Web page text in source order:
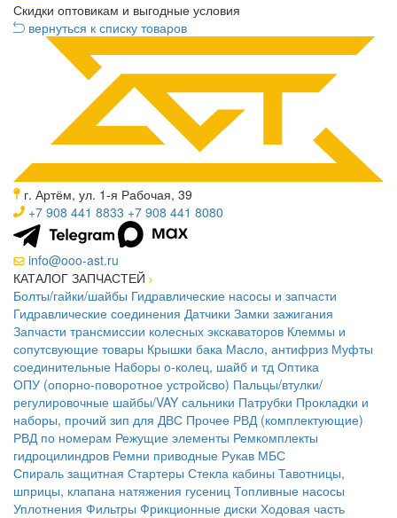
Скидки оптовикам и выгодные условия
вернуться к списку товаров
г. Артём, ул. 1-я Рабочая, 39
+7 908 441 8833 +7 908 441 8080
info@ooo-ast.ru
КАТАЛОГ ЗАПЧАСТЕЙ
Болты/гайки/шайбы Гидравлические насосы и запчасти
Гидравлические соединения Датчики Замки зажигания
Запчасти трансмиссии колесных экскаваторов Клеммы и
сопутсвующие товары Крышки бака Масло, антифриз Муфты
соединительные Наборы о-колец, шайб и тд Оптика
ОПУ (опорно-поворотное устройсво) Пальцы/втулки/
регулировочные шайбы/VAY сальники Патрубки Прокладки и
наборы, прочий зип для ДВС Прочее РВД (комплектующие)
РВД по номерам Режущие элементы Ремкомплекты
гидроцилиндров Ремни приводные Рукав МБС
Спираль защитная Стартеры Стекла кабины Тавотницы,
шприцы, клапана натяжения гусениц Топливные насосы
Уплотнения Фильтры Фрикционные диски Ходовая часть